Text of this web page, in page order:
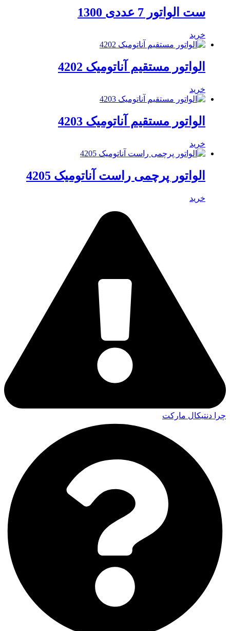
ست الواتور 7 عددی 1300
خرید
الواتور مستقیم آناتومیک 4202
خرید
الواتور مستقیم آناتومیک 4203
خرید
الواتور پرچمی راست آناتومیک 4205
خرید
چرا دنتیکال مارکت